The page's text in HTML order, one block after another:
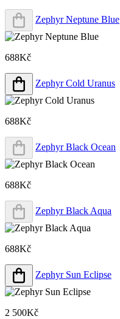
Zephyr Neptune Blue
688Kč
Zephyr Cold Uranus
688Kč
Zephyr Black Ocean
688Kč
Zephyr Black Aqua
688Kč
Zephyr Sun Eclipse
2 500Kč